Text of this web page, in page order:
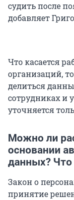
судить после
добавляет
Что касается
организаций,
делиться
сотрудниках и
уточняется
Можно ли
основании
данных? Что
Закон о
принятие